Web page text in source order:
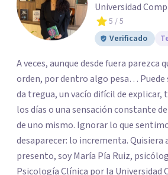
Universidad
5 / 5
Verificado
A veces, aunque desde fuera parezca
orden, por dentro algo pesa… Puede
da tregua, un vacío difícil de explicar,
los días o una sensación constante
de uno mismo. Ignorar lo que
desaparecer: lo incrementa. Quisiera
presento, soy María Pía Ruiz,
Psicología Clínica por la Universidad